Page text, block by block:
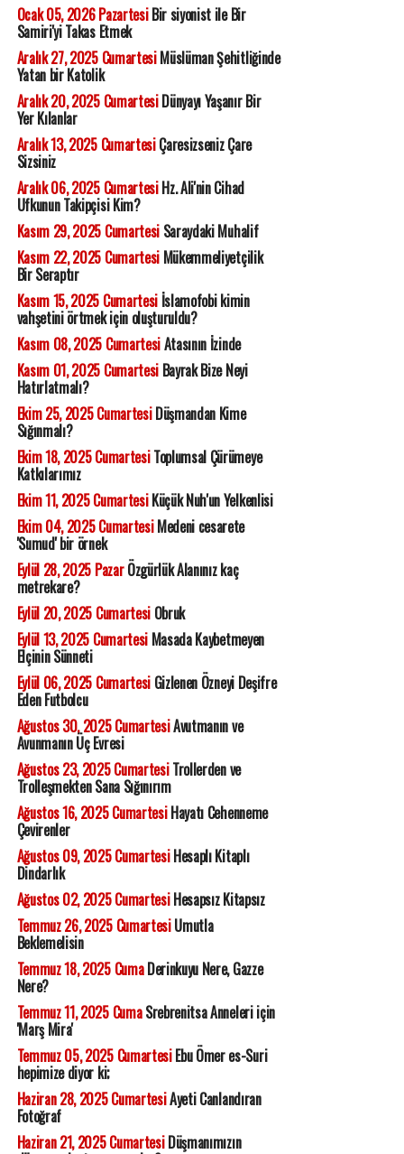
Ocak 05, 2026 PazartesiBir siyonist ile Bir
Samiri'yi Takas Etmek
Aralık 27, 2025 CumartesiMüslüman Şehitliğinde
Yatan bir Katolik
Aralık 20, 2025 CumartesiDünyayı Yaşanır Bir
Yer Kılanlar
Aralık 13, 2025 CumartesiÇaresizseniz Çare
Sizsiniz
Aralık 06, 2025 CumartesiHz. Ali'nin Cihad
Ufkunun Takipçisi Kim?
Kasım 29, 2025 CumartesiSaraydaki Muhalif
Kasım 22, 2025 CumartesiMükemmeliyetçilik
Bir Seraptır
Kasım 15, 2025 Cumartesiİslamofobi kimin
vahşetini örtmek için oluşturuldu?
Kasım 08, 2025 CumartesiAtasının İzinde
Kasım 01, 2025 CumartesiBayrak Bize Neyi
Hatırlatmalı?
Ekim 25, 2025 CumartesiDüşmandan Kime
Sığınmalı?
Ekim 18, 2025 CumartesiToplumsal Çürümeye
Katkılarımız
Ekim 11, 2025 CumartesiKüçük Nuh'un Yelkenlisi
Ekim 04, 2025 CumartesiMedeni cesarete
'Sumud' bir örnek
Eylül 28, 2025 PazarÖzgürlük Alanınız kaç
metrekare?
Eylül 20, 2025 CumartesiObruk
Eylül 13, 2025 CumartesiMasada Kaybetmeyen
Elçinin Sünneti
Eylül 06, 2025 CumartesiGizlenen Özneyi Deşifre
Eden Futbolcu
Ağustos 30, 2025 CumartesiAvutmanın ve
Avunmanın Üç Evresi
Ağustos 23, 2025 CumartesiTrollerden ve
Trolleşmekten Sana Sığınırım
Ağustos 16, 2025 CumartesiHayatı Cehenneme
Çevirenler
Ağustos 09, 2025 CumartesiHesaplı Kitaplı
Dindarlık
Ağustos 02, 2025 CumartesiHesapsız Kitapsız
Temmuz 26, 2025 CumartesiUmutla
Beklemelisin
Temmuz 18, 2025 CumaDerinkuyu Nere, Gazze
Nere?
Temmuz 11, 2025 CumaSrebrenitsa Anneleri için
'Marş Mira'
Temmuz 05, 2025 CumartesiEbu Ömer es-Suri
hepimize diyor ki;
Haziran 28, 2025 CumartesiAyeti Canlandıran
Fotoğraf
Haziran 21, 2025 CumartesiDüşmanımızın